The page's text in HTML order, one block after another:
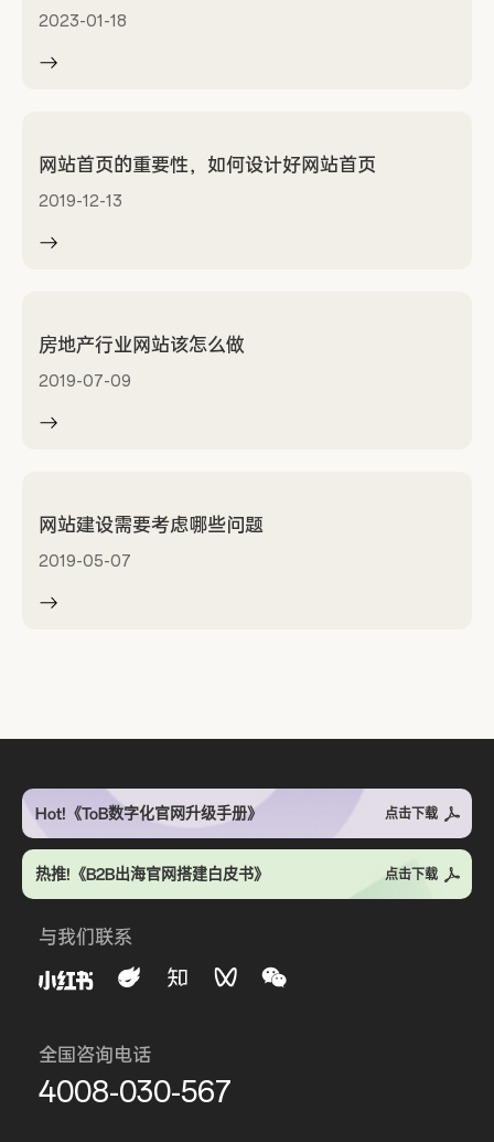
2023-01-18
网站首页的重要性，如何设计好网站首页
2019-12-13
房地产行业网站该怎么做
2019-07-09
网站建设需要考虑哪些问题
2019-05-07
Hot!《ToB数字化官网升级手册》 点击下载
热推!《B2B出海官网搭建白皮书》 点击下载
与我们联系
全国咨询电话
4008-030-567